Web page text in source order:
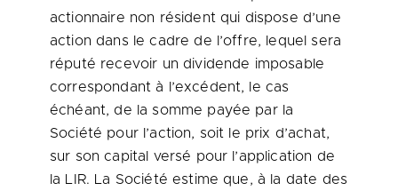
actionnaire non résident qui dispose d’une
action dans le cadre de l’offre, lequel sera
réputé recevoir un dividende imposable
correspondant à l’excédent, le cas
échéant, de la somme payée par la
Société pour l’action, soit le prix d’achat,
sur son capital versé pour l’application de
la LIR. La Société estime que, à la date des